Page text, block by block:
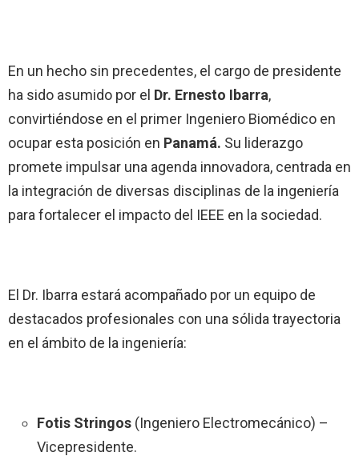
En un hecho sin precedentes, el cargo de presidente
ha sido asumido por el Dr. Ernesto Ibarra,
convirtiéndose en el primer Ingeniero Biomédico en
ocupar esta posición en Panamá. Su liderazgo
promete impulsar una agenda innovadora, centrada en
la integración de diversas disciplinas de la ingeniería
para fortalecer el impacto del IEEE en la sociedad.
El Dr. Ibarra estará acompañado por un equipo de
destacados profesionales con una sólida trayectoria
en el ámbito de la ingeniería:
Fotis Stringos (Ingeniero Electromecánico) –
Vicepresidente.